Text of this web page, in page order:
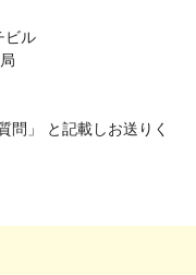
ビル
問」 と記載しお送りく